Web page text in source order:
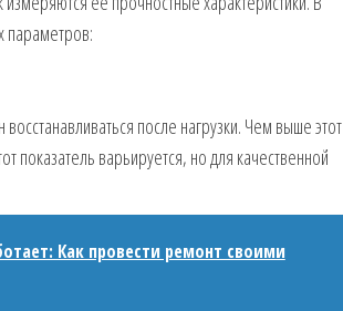
параметров:
после нагрузки. Чем выше этот
варьируется, но для качественной
Как провести ремонт своими